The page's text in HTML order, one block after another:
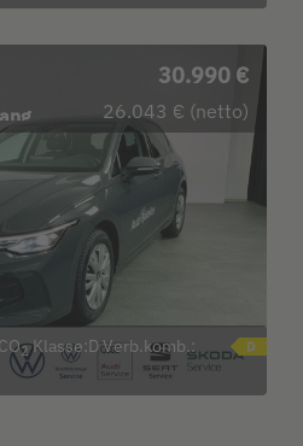
30.990 €
26.043 € (netto)
CO2Klasse:D Verb.komb.: